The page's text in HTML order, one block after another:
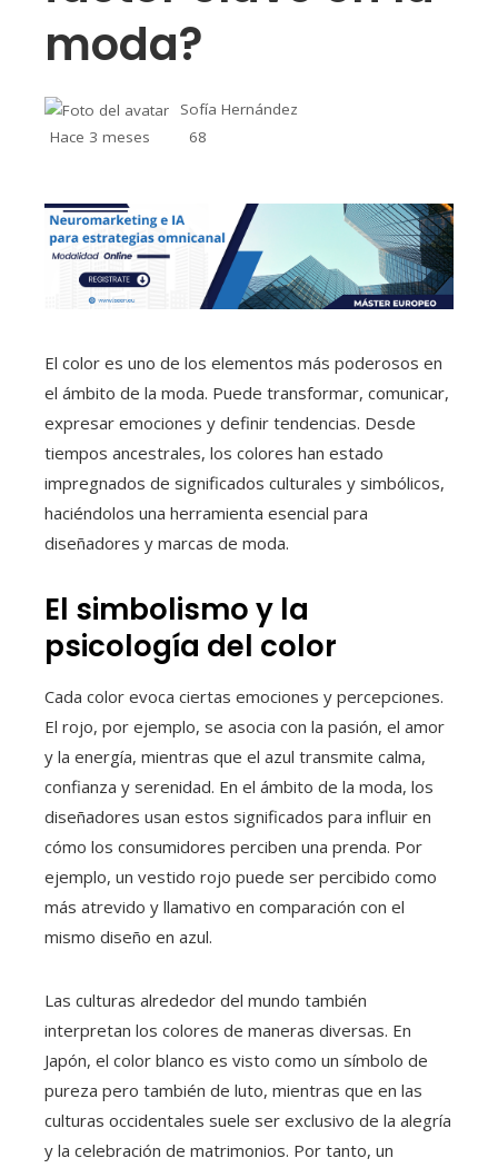
moda?
Sofía Hernández
Hace 3 meses
68
El color es uno de los elementos más poderosos en
el ámbito de la moda. Puede transformar, comunicar,
expresar emociones y definir tendencias. Desde
tiempos ancestrales, los colores han estado
impregnados de significados culturales y simbólicos,
haciéndolos una herramienta esencial para
diseñadores y marcas de moda.
El simbolismo y la
psicología del color
Cada color evoca ciertas emociones y percepciones.
El rojo, por ejemplo, se asocia con la pasión, el amor
y la energía, mientras que el azul transmite calma,
confianza y serenidad. En el ámbito de la moda, los
diseñadores usan estos significados para influir en
cómo los consumidores perciben una prenda. Por
ejemplo, un vestido rojo puede ser percibido como
más atrevido y llamativo en comparación con el
mismo diseño en azul.
Las culturas alrededor del mundo también
interpretan los colores de maneras diversas. En
Japón, el color blanco es visto como un símbolo de
pureza pero también de luto, mientras que en las
culturas occidentales suele ser exclusivo de la alegría
y la celebración de matrimonios. Por tanto, un